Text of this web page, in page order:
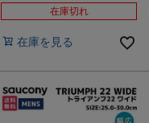
在庫切れ
在庫を見る